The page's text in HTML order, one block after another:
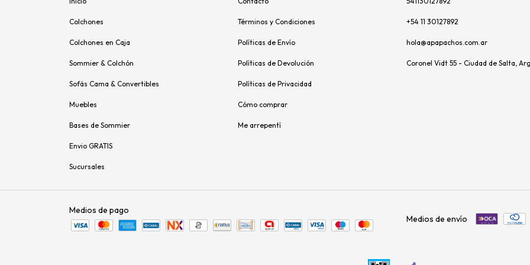
Colchones
Colchones en Caja
Sommier & Colchón
Sofás Cama & Convertibles
Muebles
Bases de Sommier
Envio GRATIS
Sucursales
Términos y Condiciones
Políticas de Envío
Políticas de Devolución
Políticas de Privacidad
Cómo comprar
Me arrepentí
+54 11 30127892
hola@apapachos.com.ar
Coronel Vidt 55 - Ciudad de Salta,
Medios de pago
Medios de envío